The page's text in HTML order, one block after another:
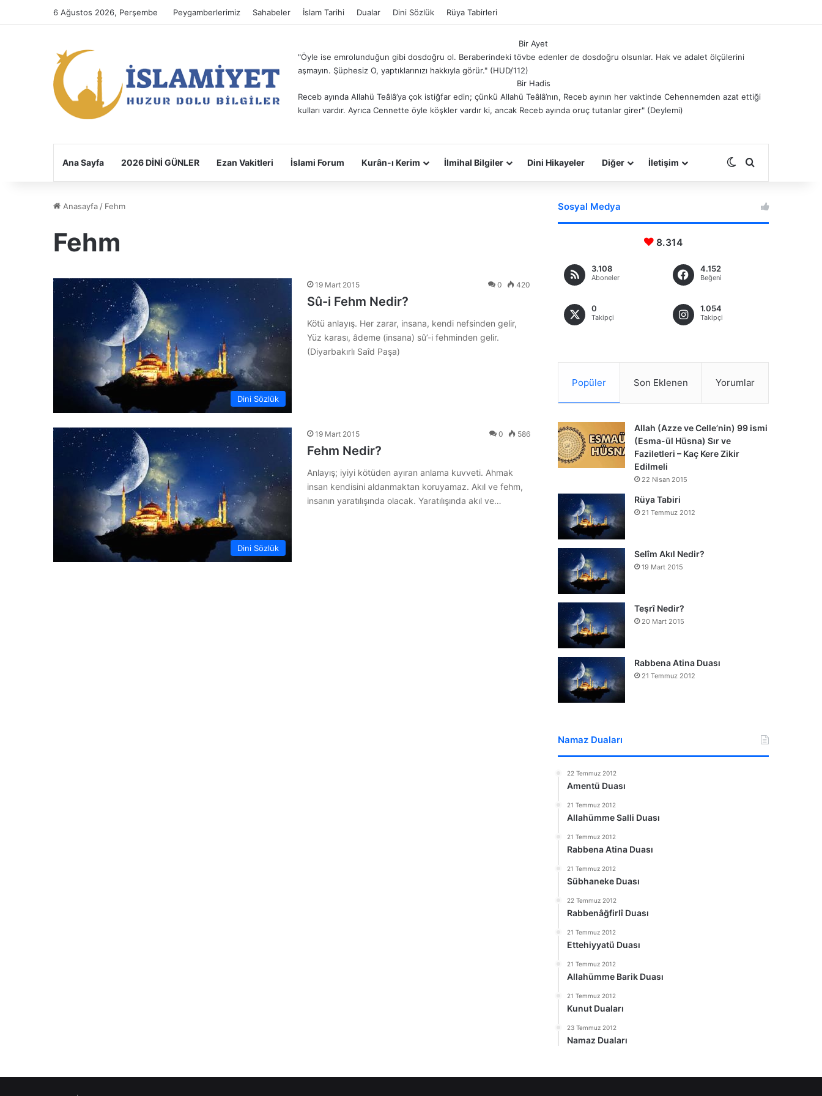
6 Ağustos 2026, Perşembe Peygamberlerimiz Sahabeler İslam Tarihi Dualar Dini Sözlük Rüya Tabirleri
Bir Ayet
"Öyle ise emrolunduğun gibi dosdoğru ol. Beraberindeki tövbe edenler de dosdoğru olsunlar. Hak ve adalet ölçülerini
aşmayın. Şüphesiz O, yaptıklarınızı hakkıyla görür." (HUD/112)
Bir Hadis
Receb ayında Allahü Teâlâ’ya çok istiğfar edin; çünkü Allahü Teâlâ’nın, Receb ayının her vaktinde Cehennemden azat ettiği
kulları vardır. Ayrıca Cennette öyle köşkler vardır ki, ancak Receb ayında oruç tutanlar girer" (Deylemi)
Ana Sayfa 2026 DİNİ GÜNLER Ezan Vakitleri İslami Forum Kurân-ı Kerim İlmihal Bilgiler Dini Hikayeler Diğer İletişim Dış görünümü
Anasayfa / Fehm
Fehm
Dini Sözlük
19 Mart 2015 0 420
Sû-i Fehm Nedir?
Kötü anlayış. Her zarar, insana, kendi nefsinden gelir,
Yüz karası, âdeme (insana) sû’-i fehminden gelir.
(Diyarbakırlı Saîd Paşa)
Dini Sözlük
19 Mart 2015 0 586
Fehm Nedir?
Anlayış; iyiyi kötüden ayıran anlama kuvveti. Ahmak
insan kendisini aldanmaktan koruyamaz. Akıl ve fehm,
insanın yaratılışında olacak. Yaratılışında akıl ve…
Sosyal Medya
8.314
3.108
Aboneler
4.152
Beğeni
0
Takipçi
1.054
Takipçi
Popüler Son Eklenen Yorumlar
Allah (Azze ve Celle’nin) 99 ismi
(Esma-ül Hüsna) Sır ve
Faziletleri – Kaç Kere Zikir
Edilmeli
22 Nisan 2015
Rüya Tabiri
21 Temmuz 2012
Selîm Akıl Nedir?
19 Mart 2015
Teşrî Nedir?
20 Mart 2015
Rabbena Atina Duası
21 Temmuz 2012
Namaz Duaları
22 Temmuz 2012
Amentü Duası
21 Temmuz 2012
Allahümme Salli Duası
21 Temmuz 2012
Rabbena Atina Duası
21 Temmuz 2012
Sübhaneke Duası
22 Temmuz 2012
Rabbenâğfirlî Duası
21 Temmuz 2012
Ettehiyyatü Duası
21 Temmuz 2012
Allahümme Barik Duası
21 Temmuz 2012
Kunut Duaları
23 Temmuz 2012
Namaz Duaları